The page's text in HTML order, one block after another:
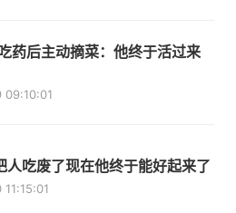
药后主动摘菜：他终于活过来
人吃废了现在他终于能好起来了